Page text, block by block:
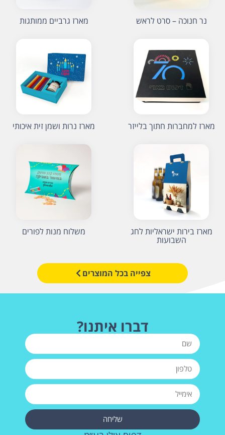
נר חנוכה – סרט לראש מארז גרביים ממותגות
מארז למחברות חתוך בלייזר מארז נרות ושמן זית איכותי
מארז בירות ישראליות לחג
השבועות
משלוח מנות לפורים
צפייה בכל המוצרים
דברו איתנו?
שליחה